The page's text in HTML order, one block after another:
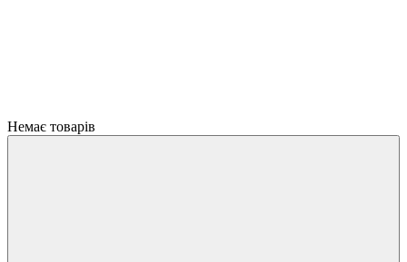
Немає товарів